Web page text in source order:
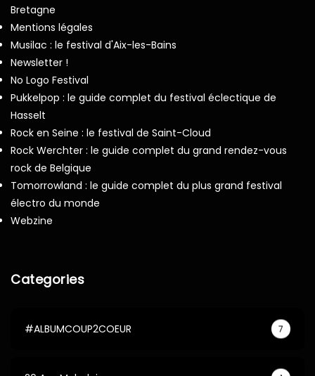
Bretagne
Mentions légales
Musilac : le festival d'Aix-les-Bains
Newsletter !
No Logo Festival
Pukkelpop : le guide complet du festival éclectique de
Hasselt
Rock en Seine : le festival de Saint-Cloud
Rock Werchter : le guide complet du grand rendez-vous
rock de Belgique
Tomorrowland : le guide complet du plus grand festival
électro du monde
Webzine
Categories
#ALBUMCOUP2COEUR 7